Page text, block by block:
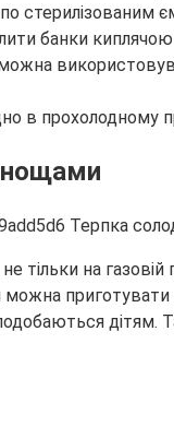
стерилізованим
банки
в прохолодному
тільки на
дітям.